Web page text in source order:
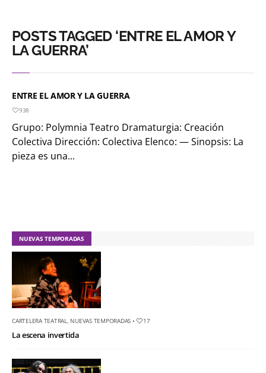
POSTS TAGGED ‘ENTRE EL AMOR Y
LA GUERRA’
ENTRE EL AMOR Y LA GUERRA
938
Grupo: Polymnia Teatro Dramaturgia: Creación
Colectiva Dirección: Colectiva Elenco: — Sinopsis: La
pieza es una...
NUEVAS TEMPORADAS
CARTELERA TEATRAL NUEVAS TEMPORADAS • 17
La escena invertida